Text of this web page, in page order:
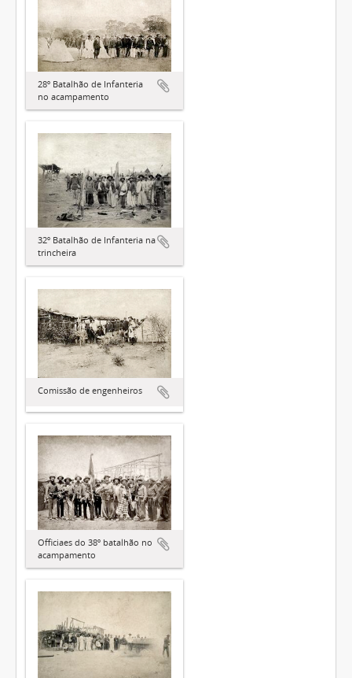
28º Batalhão de Infanteria
no acampamento
32º Batalhão de Infanteria na
trincheira
Comissão de engenheiros
Officiaes do 38º batalhão no
acampamento